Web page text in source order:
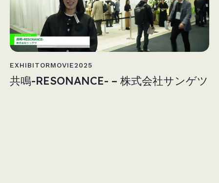
EXHIBITORMOVIE2025
共鳴-RESONANCE- – 株式会社サンゲツ